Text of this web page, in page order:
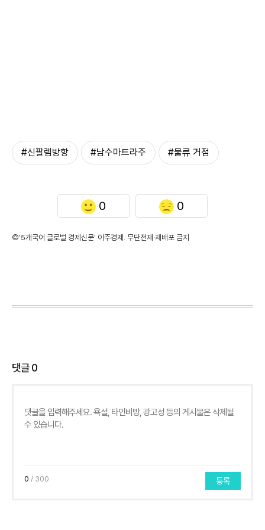
#신팔렘방항 #남수마트라주 #물류 거점
0 0
©'5개국어 글로벌 경제신문' 아주경제. 무단전재·재배포 금지
댓글0
0 / 300 등록